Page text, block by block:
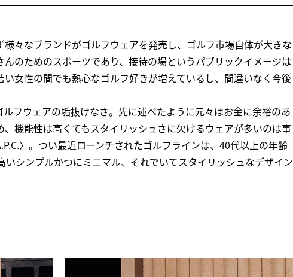
々なブランドがゴルフウェアを発売し、ゴルフ市場自体が大きな
のためのスポーツであり、接待の場というパブリックイメージは
女性の間でも熱心なゴルフ好きが増えているし、間違いなく今後
フウェアの垢抜けなさ。先に述べたように元々はお金に余裕のあ
機能性は高くてもスタイリッシュさに欠けるウェアが多いのは事
〉。つい最近ローンチされたゴルフラインは、40代以上の年齢
シンプルかつにミニマル、それでいてスタイリッシュなデザイン